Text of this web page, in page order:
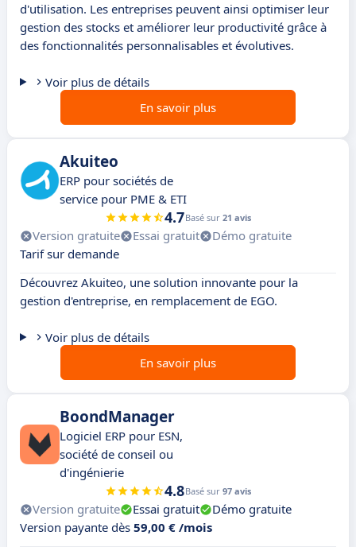
d'utilisation. Les entreprises peuvent ainsi optimiser leur
gestion des stocks et améliorer leur productivité grâce à
des fonctionnalités personnalisables et évolutives.
Voir plus de détails
En savoir plus
Akuiteo
ERP pour sociétés de
service pour PME & ETI
4.7Basé sur 21 avis
Version gratuite Essai gratuit
Démo gratuite
Tarif sur demande
Découvrez Akuiteo, une solution innovante pour la
gestion d'entreprise, en remplacement de EGO.
Voir plus de détails
En savoir plus
BoondManager
Logiciel ERP pour ESN,
société de conseil ou
d'ingénierie
4.8Basé sur 97 avis
Version gratuite Essai gratuit
Démo gratuite
Version payante dès 59,00 € /mois